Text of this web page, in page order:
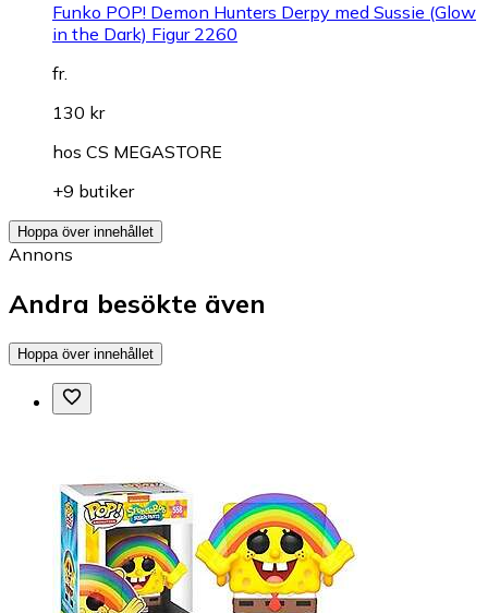
Funko POP! Demon Hunters Derpy med Sussie (Glow
in the Dark) Figur 2260
fr.
130 kr
hos CS MEGASTORE
+9 butiker
Hoppa över innehållet
Annons
Andra besökte även
Hoppa över innehållet